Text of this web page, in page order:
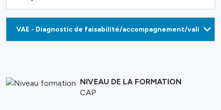
NIVEAU DE LA FORMATION
CAP